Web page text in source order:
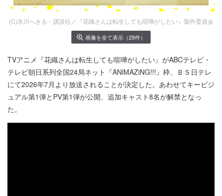
(C)氷川へきる・講談社／『花織さんは転生しても喧嘩がしたい』製作委員会
画像を全て表示（29件）
TVアニメ『花織さんは転生しても喧嘩がしたい』がABCテレビ・
テレビ朝日系列全国24局ネット『ANiMAZiNG!!!』枠、ＢＳ日テレ
にて2026年7月より放送されることが決定した。あわせてキービジ
ュアル第1弾とPV第1弾が公開、追加キャスト8名が解禁となっ
た。